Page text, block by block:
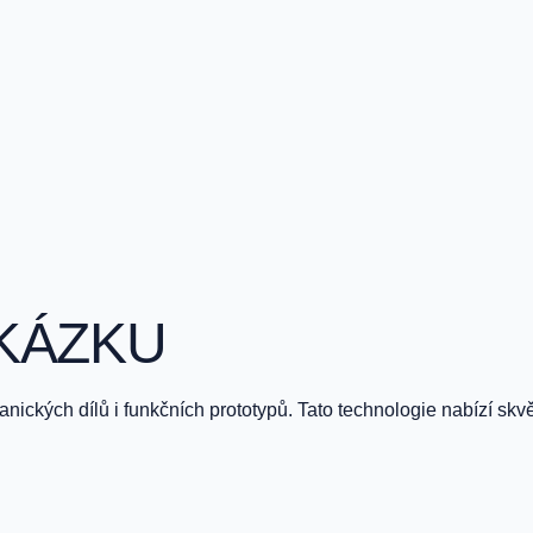
dílů i funkčních prototypů. Tato technologie nabízí